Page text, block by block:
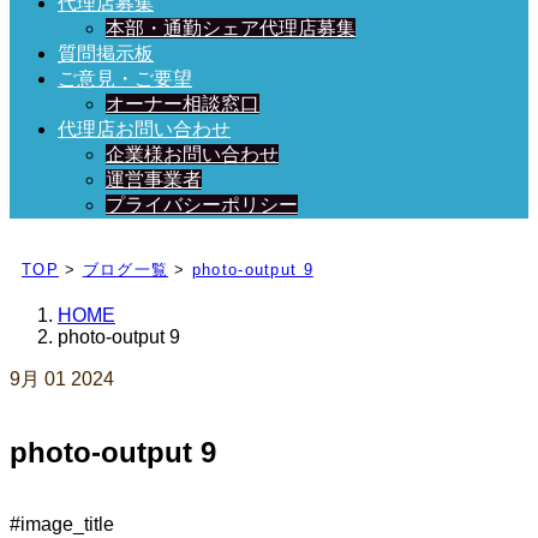
本部・通勤シェア代理店募集
質問掲示板
ご意見・ご要望
オーナー相談窓口
代理店お問い合わせ
企業様お問い合わせ
運営事業者
プライバシーポリシー
日々、ブログを更新中！
TOP > ブログ一覧 > photo-output 9
HOME
photo-output 9
9月 01 2024
photo-output 9
#image_title